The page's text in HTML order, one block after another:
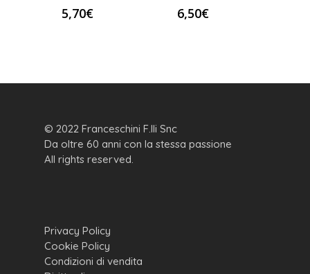
5,70€
6,50€
© 2022 Franceschini F.lli Snc
Da oltre 60 anni con la stessa passione
All rights reserved.
Privacy Policy
Cookie Policy
Condizioni di vendita